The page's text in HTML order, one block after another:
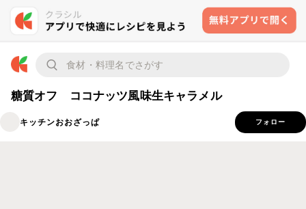
糖質オフ ココナッツ風味生キャラメル
キッチンおおざっぱ フォロー